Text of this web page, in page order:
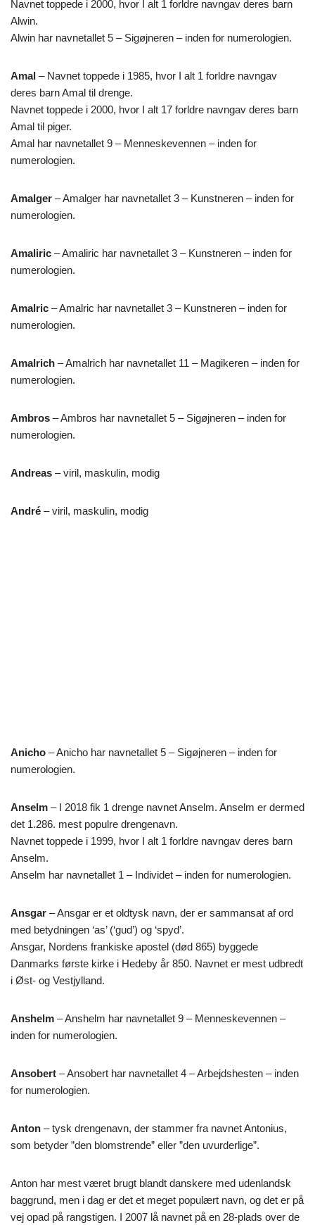
Navnet toppede i 2000, hvor I alt 1 forldre navngav deres barn
Alwin.
Alwin har navnetallet 5 – Sigøjneren – inden for numerologien.
Amal – Navnet toppede i 1985, hvor I alt 1 forldre navngav
deres barn Amal til drenge.
Navnet toppede i 2000, hvor I alt 17 forldre navngav deres barn
Amal til piger.
Amal har navnetallet 9 – Menneskevennen – inden for
numerologien.
Amalger – Amalger har navnetallet 3 – Kunstneren – inden for
numerologien.
Amaliric – Amaliric har navnetallet 3 – Kunstneren – inden for
numerologien.
Amalric – Amalric har navnetallet 3 – Kunstneren – inden for
numerologien.
Amalrich – Amalrich har navnetallet 11 – Magikeren – inden for
numerologien.
Ambros – Ambros har navnetallet 5 – Sigøjneren – inden for
numerologien.
Andreas – viril, maskulin, modig
André – viril, maskulin, modig
Anicho – Anicho har navnetallet 5 – Sigøjneren – inden for
numerologien.
Anselm – I 2018 fik 1 drenge navnet Anselm. Anselm er dermed
det 1.286. mest populre drengenavn.
Navnet toppede i 1999, hvor I alt 1 forldre navngav deres barn
Anselm.
Anselm har navnetallet 1 – Individet – inden for numerologien.
Ansgar – Ansgar er et oldtysk navn, der er sammansat af ord
med betydningen ‘as’ (‘gud’) og ‘spyd’.
Ansgar, Nordens frankiske apostel (død 865) byggede
Danmarks første kirke i Hedeby år 850. Navnet er mest udbredt
i Øst- og Vestjylland.
Anshelm – Anshelm har navnetallet 9 – Menneskevennen –
inden for numerologien.
Ansobert – Ansobert har navnetallet 4 – Arbejdshesten – inden
for numerologien.
Anton – tysk drengenavn, der stammer fra navnet Antonius,
som betyder ”den blomstrende” eller ”den uvurderlige”.
Anton har mest været brugt blandt danskere med udenlandsk
baggrund, men i dag er det et meget populært navn, og det er på
vej opad på rangstigen. I 2007 lå navnet på en 28-plads over de